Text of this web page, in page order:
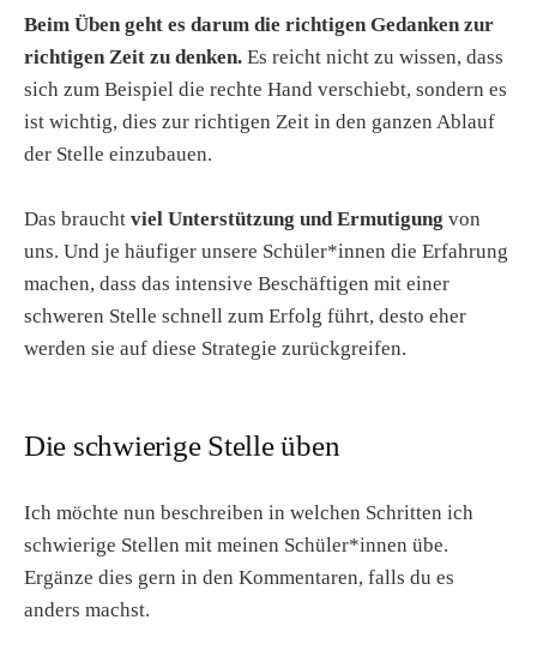
Beim Üben geht es darum die richtigen Gedanken zur
richtigen Zeit zu denken. Es reicht nicht zu wissen, dass
sich zum Beispiel die rechte Hand verschiebt, sondern es
ist wichtig, dies zur richtigen Zeit in den ganzen Ablauf
der Stelle einzubauen.
Das braucht viel Unterstützung und Ermutigung von
uns. Und je häufiger unsere Schüler*innen die Erfahrung
machen, dass das intensive Beschäftigen mit einer
schweren Stelle schnell zum Erfolg führt, desto eher
werden sie auf diese Strategie zurückgreifen.
Die schwierige Stelle üben
Ich möchte nun beschreiben in welchen Schritten ich
schwierige Stellen mit meinen Schüler*innen übe.
Ergänze dies gern in den Kommentaren, falls du es
anders machst.